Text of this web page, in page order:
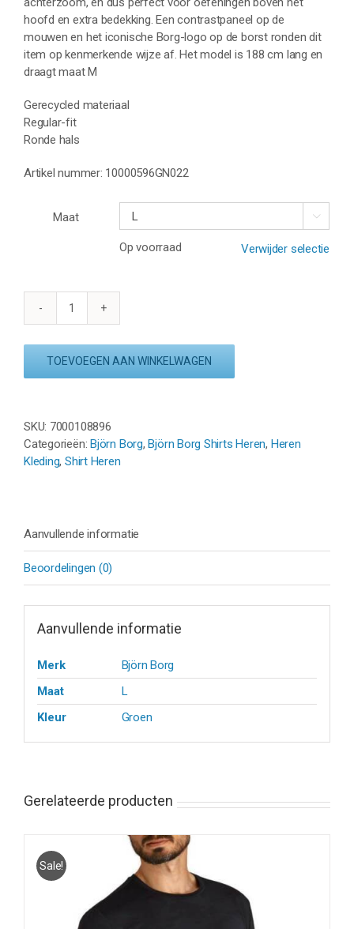
hoofd en extra bedekking. Een contrastpaneel op de
mouwen en het iconische Borg-logo op de borst ronden dit
item op kenmerkende wijze af. Het model is 188 cm lang en
draagt maat M
Gerecycled materiaal
Regular-fit
Ronde hals
Artikel nummer: 10000596GN022
Maat 
Op voorraad Verwijder selectie
BJÖRN
T-
GREEN
aantal
TOEVOEGEN AAN WINKELWAGEN
SKU: 7000108896
Categorieën: Björn Borg, Björn Borg Shirts Heren, Heren
Kleding, Shirt Heren
Aanvullende informatie
Beoordelingen (0)
Aanvullende informatie
Merk
Björn Borg
Maat
L
Kleur
Groen
Gerelateerde producten
Sale!